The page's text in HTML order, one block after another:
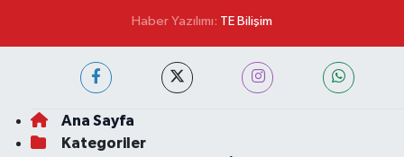
Haber Yazılımı: TE Bilişim
Ana Sayfa
Kategoriler